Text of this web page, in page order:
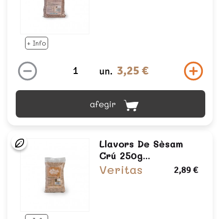
+ Info
un. 3,25 €
afegir
Llavors De Sèsam
Crú 250g...
Veritas 2,89 €